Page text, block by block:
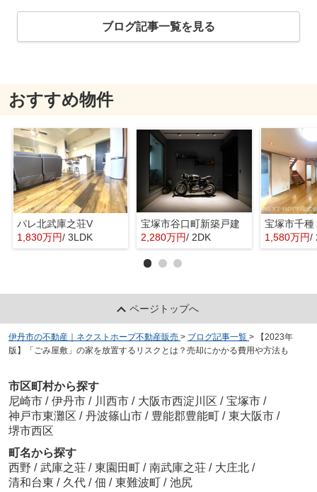
ブログ記事一覧を見る
おすすめ物件
パレ北武庫之荘V
1,830万円/ 3LDK
宝塚市谷口町新築戸建
2,280万円/ 2DK 1,580万円/
ページトップへ
伊丹市の不動産｜ネクストホープ不動産販売 > ブログ記事一覧 >
【2023年
版】「ごみ屋敷」の家を放置するリスクとは？売却にかかる費用や方法も
市区町村から探す
尼崎市 / 伊丹市 / 川西市 / 大阪市西淀川区 / 宝塚市 /
神戸市東灘区 / 丹波篠山市 / 豊能郡豊能町 / 東大阪市 /
堺市西区
町名から探す
西野 / 武庫之荘 / 東園田町 / 南武庫之荘 / 大庄北 /
清和台東 / 久代 / 佃 / 東難波町 / 池尻